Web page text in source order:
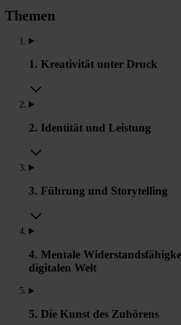
Themen
1. Kreativität unter Druck
2. Identität und Leistung
3. Führung und Storytelling
4. Mentale
digitalen Welt
5. Die Kunst des Zuhörens